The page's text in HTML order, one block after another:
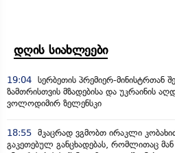
დღის სიახლეები
19:04 სერბეთის პრემიერ-მინისტრთან
ზამთრისთვის მზადებისა და უკრაინის
ვოლოდიმირ ზელენსკი
18:55 მკაცრად ვგმობთ ირაკლი
გაკეთებულ განცხადებას, რომლითაც